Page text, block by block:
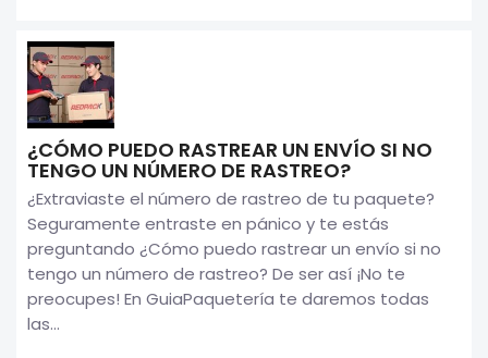
¿CÓMO PUEDO RASTREAR UN ENVÍO SI NO
TENGO UN NÚMERO DE RASTREO?
¿Extraviaste el número de rastreo de tu paquete?
Seguramente entraste en pánico y te estás
preguntando ¿Cómo puedo rastrear un envío si no
tengo un número de rastreo? De ser así ¡No te
preocupes! En GuiaPaquetería te daremos todas
las...